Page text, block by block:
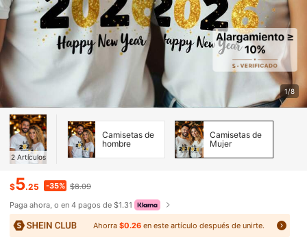
1/8
2 Artículos
Camisetas de
hombre
Camisetas de
Mujer
$5.25 -35% $8.09
Paga ahora, o en 4 pagos de $1.31
Ahorra $0.26en este artículo después de unirte.